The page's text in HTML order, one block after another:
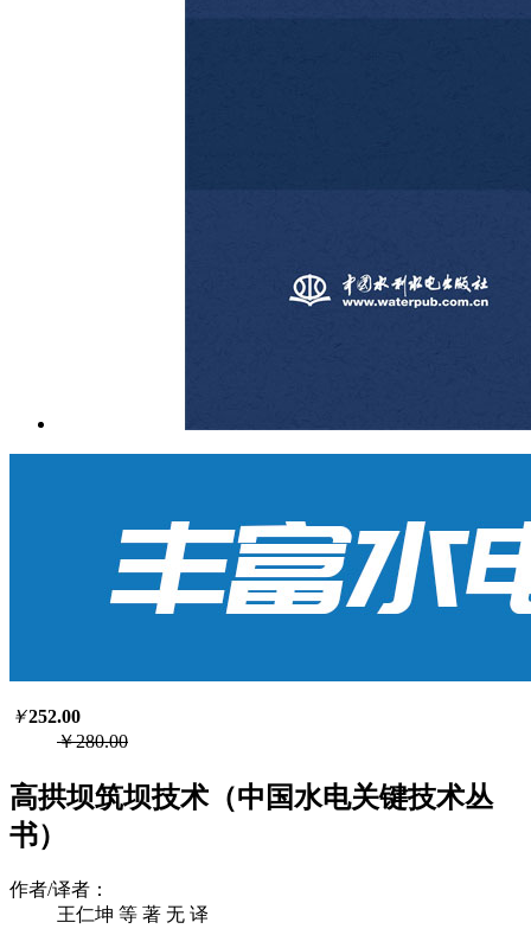
￥252.00
￥280.00
高拱坝筑坝技术（中国水电关键技术丛
书）
作者/译者：
王仁坤 等 著 无 译